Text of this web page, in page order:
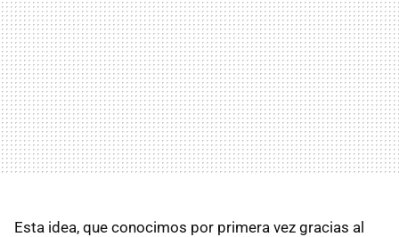
Esta idea, que conocimos por primera vez gracias al